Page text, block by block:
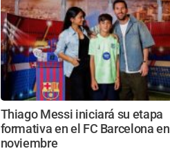
Thiago Messi iniciará su etapa
formativa en el FC Barcelona en
noviembre